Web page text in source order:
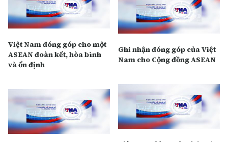
Việt Nam đóng góp cho một
ASEAN đoàn kết, hòa bình
và ổn định
Ghi nhận đóng góp của Việt
Nam cho Cộng đồng ASEAN